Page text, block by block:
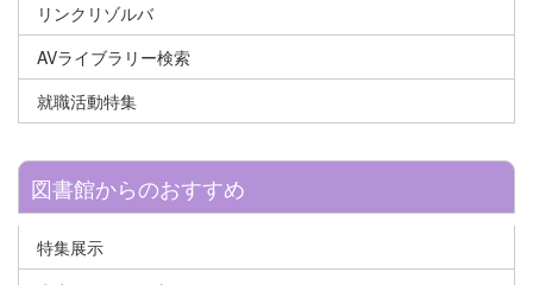
リンクリゾルバ
AVライブラリー検索
就職活動特集
図書館からのおすすめ
特集展示